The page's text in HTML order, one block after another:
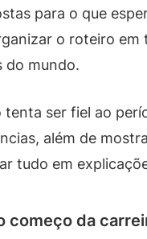
para o que
o roteiro
do mundo.
ser fiel ao
além de
tudo em
começo da